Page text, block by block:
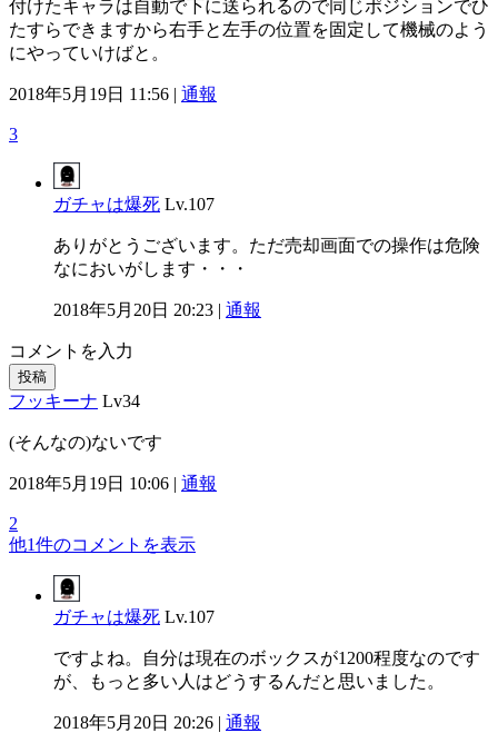
付けたキャラは自動で下に送られるので同じポジションでひ
たすらできますから右手と左手の位置を固定して機械のよう
にやっていけばと。
2018年5月19日 11:56 | 通報
3
ガチャは爆死 Lv.107
ありがとうございます。ただ売却画面での操作は危険
なにおいがします・・・
2018年5月20日 20:23 | 通報
コメントを入力
投稿
フッキーナ Lv34
(そんなの)ないです
2018年5月19日 10:06 | 通報
2
他1件のコメントを表示
ガチャは爆死 Lv.107
ですよね。自分は現在のボックスが1200程度なのです
が、もっと多い人はどうするんだと思いました。
2018年5月20日 20:26 | 通報